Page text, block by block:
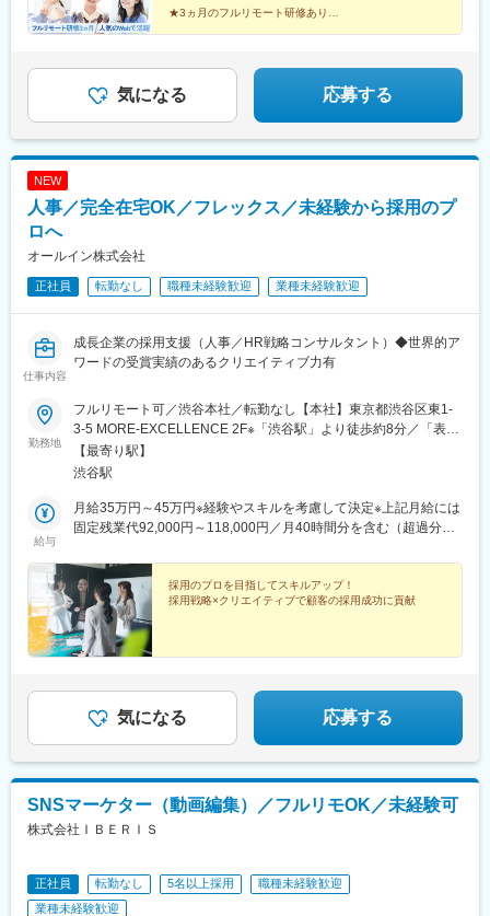
場町駅、京橋駅(東京都)、東海神駅、栄町駅(千葉県)、汐入駅、高
島町駅、電鉄富山駅、広小路駅(富山県)、七ツ屋駅、新福井駅、第
梅田駅(阪神線)、東寺駅、阪神国道駅、西新町駅、高速神戸駅、芦
屋駅(阪神線)、西川緑道公園駅、猿猴橋町駅、高知橋駅、大手町駅
(愛媛県)、天神南駅、桜島桟橋通駅、二本木口駅、五島町駅、中佐
年収450万円（未経験入社2年目）年収590万円（未経験入社3年
目）年収770万円（未経験入社5年目）
★3ヵ月のフルリモート研修あり！
★全国にプロジェクトあり！
★しっかり休めてオフも満喫♪
気になる 応募する
NEW
人事／完全在宅OK／フレックス／未経験から採用のプ
ロへ
オールイン株式会社
正社員 転勤なし 職種未経験歓迎 業種未経験歓迎
仕事内容
成長企業の採用支援（人事／HR戦略コンサルタント）◆世界的ア
ワードの受賞実績のあるクリエイティブ力有
勤務地
フルリモート可／渋谷本社／転勤なし【本社】東京都渋谷区東1-
3-5 MORE-EXCELLENCE 2F※「渋谷駅」より徒歩約8分／「表参
道駅」より徒歩約10分
【最寄り駅】
渋谷駅
給与
月給35万円～45万円※経験やスキルを考慮して決定※上記月給には
固定残業代92,000円～118,000円／月40時間分を含む（超過分は
採用のプロを目指してスキルアップ！
採用戦略×クリエイティブで顧客の採用成功に貢献
気になる 応募する
SNSマーケター（動画編集）／フルリモOK／未経験可
株式会社ＩＢＥＲＩＳ
正社員 転勤なし 5名以上採用
職種未経験歓迎
業種未経験歓迎